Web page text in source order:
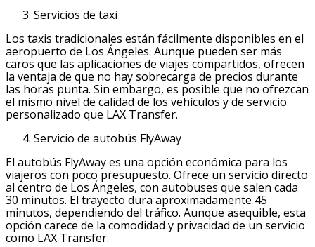
Servicios de taxi
Los taxis tradicionales están fácilmente disponibles en el
aeropuerto de Los Ángeles. Aunque pueden ser más
caros que las aplicaciones de viajes compartidos, ofrecen
la ventaja de que no hay sobrecarga de precios durante
las horas punta. Sin embargo, es posible que no ofrezcan
el mismo nivel de calidad de los vehículos y de servicio
personalizado que LAX Transfer.
Servicio de autobús FlyAway
El autobús FlyAway es una opción económica para los
viajeros con poco presupuesto. Ofrece un servicio directo
al centro de Los Ángeles, con autobuses que salen cada
30 minutos. El trayecto dura aproximadamente 45
minutos, dependiendo del tráfico. Aunque asequible, esta
opción carece de la comodidad y privacidad de un servicio
como LAX Transfer.